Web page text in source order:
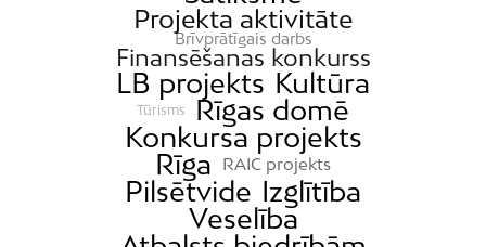
Projekta aktivitāte
Brīvprātīgais darbs
Finansēšanas konkurss
LB projekts Kultūra
Tūrisms
Rīgas domē
Konkursa projekts
Rīga
RAIC projekts
Pilsētvide Izglītība
Veselība